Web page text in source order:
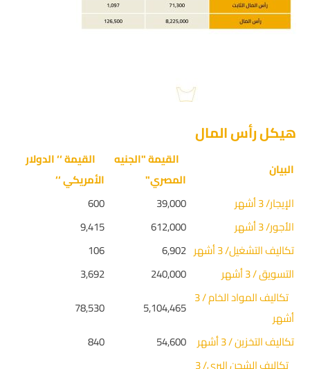
هيكل رأس المال
البيان
القيمة "الجنيه
المصري"
القيمة ‘‘ الدولار
الأمريكي ‘‘
الإيجار/ 3 أشهر
39,000
600
الأجور/ 3 أشهر
612,000
9,415
تكاليف التشغيل/ 3 أشهر
6,902
106
التسويق / 3 أشهر
240,000
3,692
تكاليف المواد الخام / 3
أشهر
5,104,465
78,530
تكاليف التخزين / 3 أشهر
54,600
840